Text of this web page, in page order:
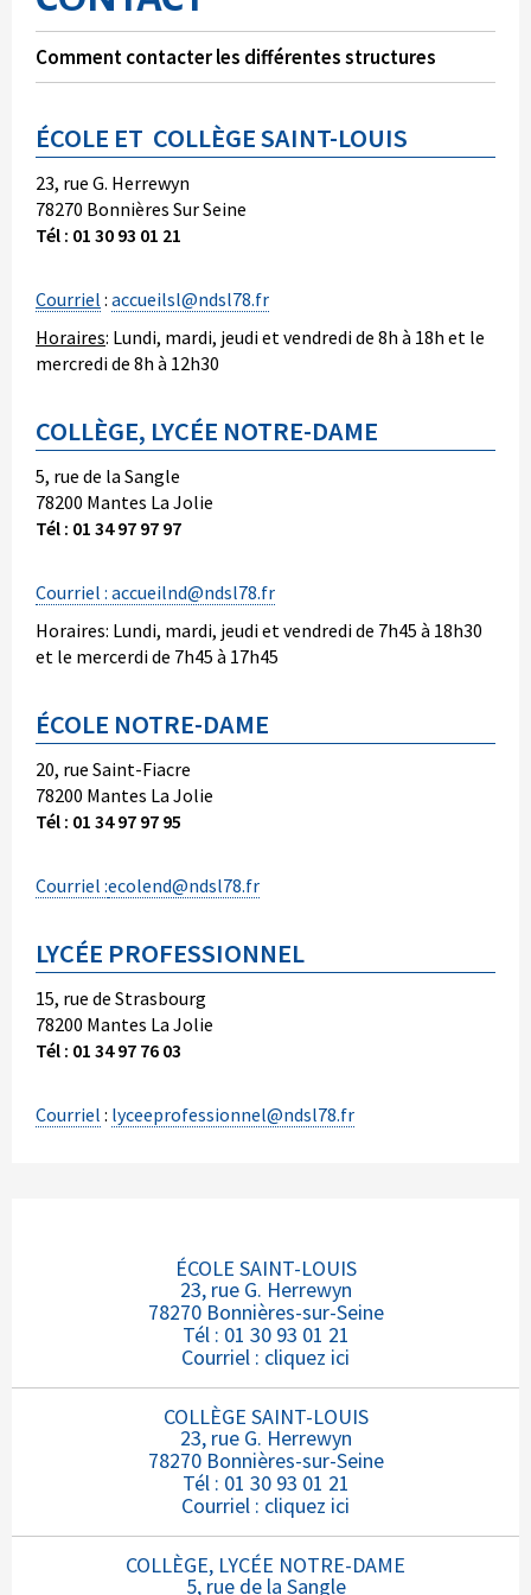
Comment contacter les différentes structures
ÉCOLE ET COLLÈGE SAINT-LOUIS
23, rue G. Herrewyn
78270 Bonnières Sur Seine
Tél : 01 30 93 01 21
Courriel : accueilsl@ndsl78.fr
Horaires: Lundi, mardi, jeudi et vendredi de 8h à 18h et le
mercredi de 8h à 12h30
COLLÈGE, LYCÉE NOTRE-DAME
5, rue de la Sangle
78200 Mantes La Jolie
Tél : 01 34 97 97 97
Courriel : accueilnd@ndsl78.fr
Horaires: Lundi, mardi, jeudi et vendredi de 7h45 à 18h30
et le mercerdi de 7h45 à 17h45
ÉCOLE NOTRE-DAME
20, rue Saint-Fiacre
78200 Mantes La Jolie
Tél : 01 34 97 97 95
Courriel :ecolend@ndsl78.fr
LYCÉE PROFESSIONNEL
15, rue de Strasbourg
78200 Mantes La Jolie
Tél : 01 34 97 76 03
Courriel : lyceeprofessionnel@ndsl78.fr
ÉCOLE SAINT-LOUIS
23, rue G. Herrewyn
78270 Bonnières-sur-Seine
Tél : 01 30 93 01 21
Courriel : cliquez ici
COLLÈGE SAINT-LOUIS
23, rue G. Herrewyn
78270 Bonnières-sur-Seine
Tél : 01 30 93 01 21
Courriel : cliquez ici
COLLÈGE, LYCÉE NOTRE-DAME
5, rue de la Sangle